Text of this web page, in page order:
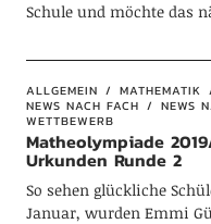
Schule und möchte das
ALLGEMEIN MATHEMATIK
NEWS NACH FACH
NEWS
WETTBEWERB
Matheolympiade
Urkunden Runde 2
So sehen glückliche
Januar, wurden Emmi